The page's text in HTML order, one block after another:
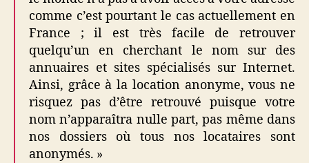
comme c’est pourtant le cas actuellement en
France ; il est très facile de retrouver
quelqu’un en cherchant le nom sur des
annuaires et sites spécialisés sur Internet.
Ainsi, grâce à la location anonyme, vous ne
risquez pas d’être retrouvé puisque votre
nom n’apparaîtra nulle part, pas même dans
nos dossiers où tous nos locataires sont
anonymés. »